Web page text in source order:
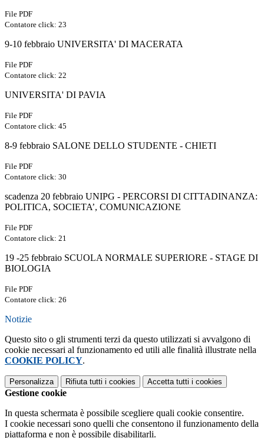
File PDF
Contatore click: 23
9-10 febbraio UNIVERSITA' DI MACERATA
File PDF
Contatore click: 22
UNIVERSITA' DI PAVIA
File PDF
Contatore click: 45
8-9 febbraio SALONE DELLO STUDENTE - CHIETI
File PDF
Contatore click: 30
scadenza 20 febbraio UNIPG - PERCORSI DI CITTADINANZA:
POLITICA, SOCIETA’, COMUNICAZIONE
File PDF
Contatore click: 21
19 -25 febbraio SCUOLA NORMALE SUPERIORE - STAGE DI
BIOLOGIA
File PDF
Contatore click: 26
Notizie
Questo sito o gli strumenti terzi da questo utilizzati si avvalgono di
cookie necessari al funzionamento ed utili alle finalità illustrate nella
COOKIE POLICY.
Personalizza Rifiuta tutti i cookies Accetta tutti i cookies
Gestione cookie
In questa schermata è possibile scegliere quali cookie consentire.
I cookie necessari sono quelli che consentono il funzionamento della
piattaforma e non è possibile disabilitarli.